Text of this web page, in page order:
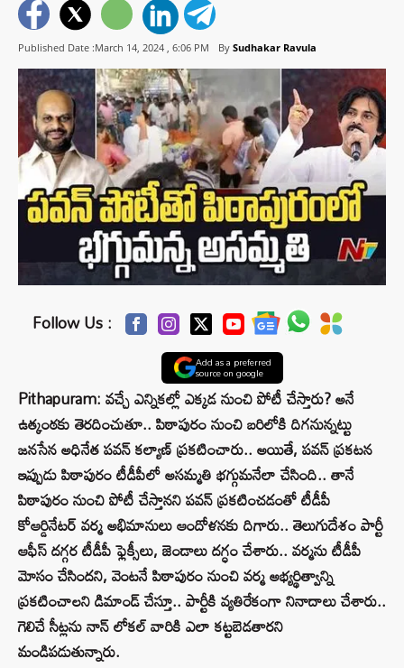
Published Date :March 14, 2024 , 6:06 PM By Sudhakar Ravula
Follow Us :
Add as a preferred
source on google
Pithapuram: వచ్చే ఎన్నికల్లో ఎక్కడ నుంచి పోటీ చేస్తారు? అనే
ఉత్కంఠకు తెరదించుతూ.. పిఠాపురం నుంచి బరిలోకి దిగనున్నట్టు
జనసేన అధినేత పవన్‌ కల్యాణ్ ప్రకటించారు.. అయితే, పవన్‌ ప్రకటన
ఇప్పుడు పిఠాపురం టీడీపీలో అసమ్మతి భగ్గుమనేలా చేసింది.. తానే
పిఠాపురం నుంచి పోటీ చేస్తానని పవన్ ప్రకటించడంతో టీడీపీ
కోఆర్డినేటర్ వర్మ అభిమానులు ఆందోళనకు దిగారు.. తెలుగుదేశం పార్టీ
ఆఫీస్ దగ్గర టీడీపీ ఫ్లెక్సీలు, జెండాలు దగ్ధం చేశారు.. వర్మను టీడీపీ
మోసం చేసిందని, వెంటనే పిఠాపురం నుంచి వర్మ అభ్యర్థిత్వాన్ని
ప్రకటించాలని డిమాండ్‌ చేస్తూ.. పార్టీకి వ్యతిరేకంగా నినాదాలు చేశారు..
గెలిచే సీట్లను నాన్ లోకల్ వారికి ఎలా కట్టబెడతారని
మండిపడుతున్నారు.